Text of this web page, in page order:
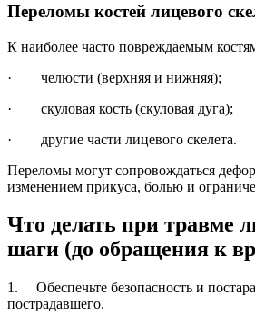
Переломы костей лицевого
К наиболее часто повреждаемым
· челюсти (верхняя и нижняя);
· скуловая кость (скуловая дуга);
· другие части лицевого скелета.
Переломы могут сопровождаться
изменением прикуса, болью и
Что делать при травме
шаги (до обращения к
1. Обеспечьте безопасность и
пострадавшего.